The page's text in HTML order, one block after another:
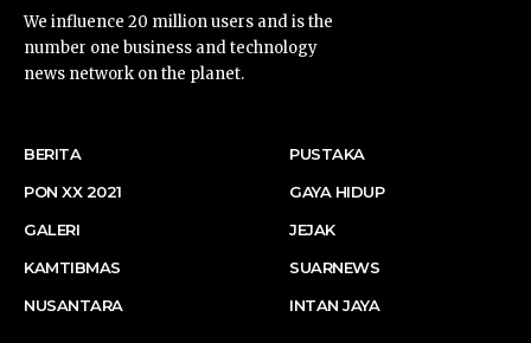
We influence 20 million users and is the
number one business and technology
news network on the planet.
BERITA
PON XX 2021
GALERI
KAMTIBMAS
NUSANTARA
PUSTAKA
GAYA HIDUP
JEJAK
SUARNEWS
INTAN JAYA